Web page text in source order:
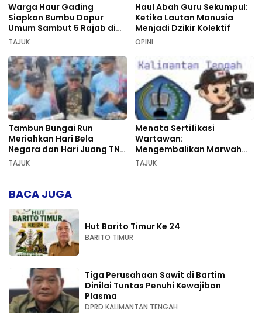
Warga Haur Gading
Siapkan Bumbu Dapur
Umum Sambut 5 Rajab di
Sekumpul
TAJUK
Haul Abah Guru Sekumpul:
Ketika Lautan Manusia
Menjadi Dzikir Kolektif
OPINI
Tambun Bungai Run
Meriahkan Hari Bela
Negara dan Hari Juang TNI
AD di Palangka Raya
TAJUK
Menata Sertifikasi
Wartawan:
Mengembalikan Marwah
Pers dan Keadilan
TAJUK
BACA JUGA
Hut Barito Timur Ke 24
BARITO TIMUR
Tiga Perusahaan Sawit di Bartim
Dinilai Tuntas Penuhi Kewajiban
Plasma
DPRD KALIMANTAN TENGAH